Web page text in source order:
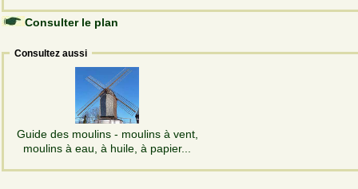
Consulter le plan
Consultez aussi
Guide des moulins - moulins à vent,
moulins à eau, à huile, à papier...